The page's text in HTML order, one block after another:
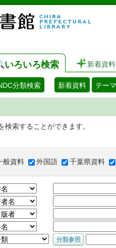
いろいろ検索 新着資料
分類検索 新着資料 テー
索することができます。
般資料 外国語 千葉県資料